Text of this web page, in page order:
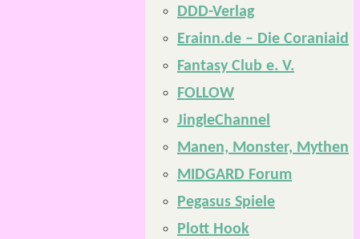
DDD-Verlag
Erainn.de – Die Coraniaid
Fantasy Club e. V.
FOLLOW
JingleChannel
Manen, Monster, Mythen
MIDGARD Forum
Pegasus Spiele
Plott Hook